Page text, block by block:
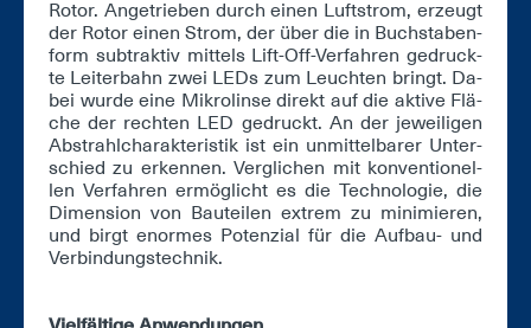
Ro­tor. An­ge­trie­ben durch ei­nen Luft­strom, er­zeugt
der Ro­tor ei­nen Strom, der über die in Buch­sta­ben­
form sub­trak­tiv mit­tels Lift-Off-Ver­fah­ren ge­druck­
te Lei­ter­bahn zwei LEDs zum Leuch­ten bringt. Da­
bei wur­de ei­ne Mi­kro­lin­se di­rekt auf die ak­ti­ve Flä­
che der rech­ten LED ge­druckt. An der je­wei­li­gen
Ab­strahl­cha­rak­te­ris­tik ist ein un­mit­tel­ba­rer Un­ter­
schied zu er­ken­nen. Ver­gli­chen mit kon­ven­tio­nel­
len Ver­fah­ren er­mög­licht es die Tech­no­lo­gie, die
Di­men­si­on von Bau­tei­len ex­trem zu mi­ni­mie­ren,
und birgt enor­mes Po­ten­zi­al für die Auf­bau- und
Ver­bin­dungs­tech­nik.